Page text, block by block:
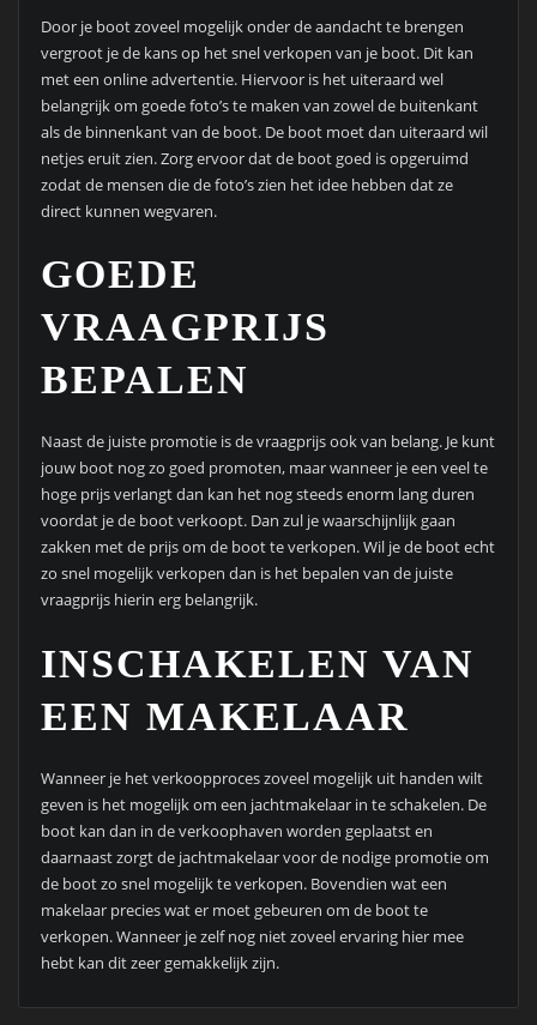
Door je boot zoveel mogelijk onder de aandacht te brengen
vergroot je de kans op het snel verkopen van je boot. Dit kan
met een online advertentie. Hiervoor is het uiteraard wel
belangrijk om goede foto’s te maken van zowel de buitenkant
als de binnenkant van de boot. De boot moet dan uiteraard wil
netjes eruit zien. Zorg ervoor dat de boot goed is opgeruimd
zodat de mensen die de foto’s zien het idee hebben dat ze
direct kunnen wegvaren.
GOEDE
VRAAGPRIJS
BEPALEN
Naast de juiste promotie is de vraagprijs ook van belang. Je kunt
jouw boot nog zo goed promoten, maar wanneer je een veel te
hoge prijs verlangt dan kan het nog steeds enorm lang duren
voordat je de boot verkoopt. Dan zul je waarschijnlijk gaan
zakken met de prijs om de boot te verkopen. Wil je de boot echt
zo snel mogelijk verkopen dan is het bepalen van de juiste
vraagprijs hierin erg belangrijk.
INSCHAKELEN VAN
EEN MAKELAAR
Wanneer je het verkoopproces zoveel mogelijk uit handen wilt
geven is het mogelijk om een jachtmakelaar in te schakelen. De
boot kan dan in de verkoophaven worden geplaatst en
daarnaast zorgt de jachtmakelaar voor de nodige promotie om
de boot zo snel mogelijk te verkopen. Bovendien wat een
makelaar precies wat er moet gebeuren om de boot te
verkopen. Wanneer je zelf nog niet zoveel ervaring hier mee
hebt kan dit zeer gemakkelijk zijn.